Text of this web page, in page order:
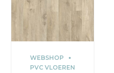
WEBSHOP
PVC VLOEREN